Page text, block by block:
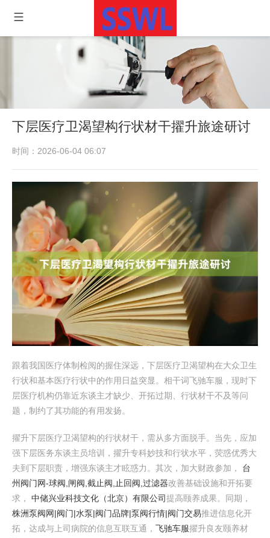
下层医疗卫渴望构行状材干擢升旅途研讨
时间：2026-06-04 06:07
跟着我国医疗体制检阅的握住深远，下层医疗卫渴望构在大众卫生
行状和基本医疗行状中的作用日益突显。相干词飞驰车服，现时下
层医疗机构仍靠近东谈主才缺少、开拓过期、行状材干不及等问
题，制约了其功能的有用发扬。
擢升下层医疗卫渴望构的行状材干，需从多方面脱手。当先，应加
强下层医务东谈主员培训，擢升专科妙技和行状水平，荧惑优秀大
夫到下层职责，增强东谈主才眩惑力。其次，加大财政参加， 台
州阀门网-球阀,闸阀,截止阀,止回阀,过滤器改善基础设施和开拓要
求， 中储兴业科技文化（北京）有限公司提高颐养成果。同期，
株洲泵阀网|阀门|水泵|阀门品牌|泵阀行情|阀门交易推进信息化开
拓，达成与上司病院的信息互联互通， 飞驰车服擢升良友颐养材